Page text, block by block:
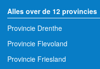
Alles over de 12 provincies
Provincie Drenthe
Provincie Flevoland
Provincie Friesland